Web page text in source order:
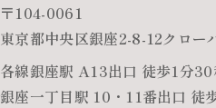
〒104-0061
東京都中央区銀座2-8-12クロー
各線銀座駅 A13出口 徒歩1分
銀座一丁目駅 10・11番出口 徒